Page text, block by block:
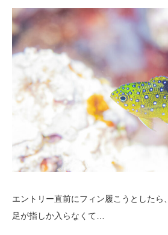
エントリー直前にフィン履こうとしたら、
足が指しか入らなくて…